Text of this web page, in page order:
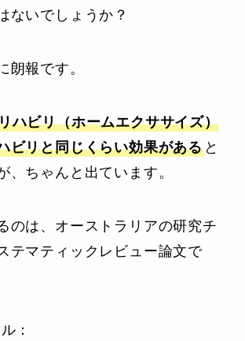
ないでしょうか？
朗報です。
ハビリ（ホームエクササイズ）
ビリと同じくらい効果がある と
、ちゃんと出ています。
のは、オーストラリアの研究チ
テマティックレビュー論文で
：